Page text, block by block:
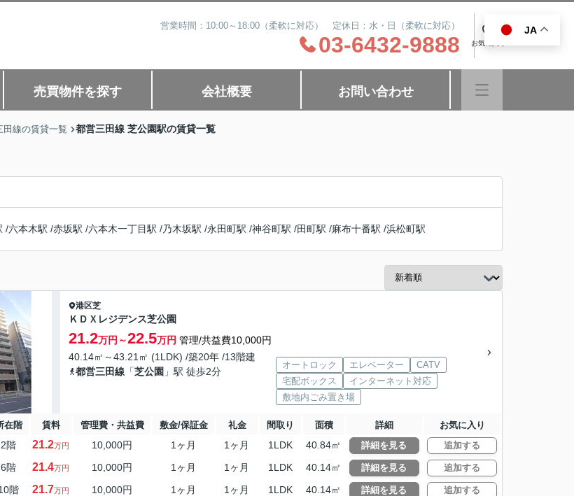
営業時間：10:00～18:00（柔軟に対応） 定休日：水・日（柔軟に対応）
03-6432-9888 お気に入り
売買物件を探す 会社概要 お問い合わせ
田線の賃貸一覧 都営三田線 芝公園駅の賃貸一覧
/六本木駅 /赤坂駅 /六本木一丁目駅 /乃木坂駅 /永田町駅 /神谷町駅 /田町駅 /麻布十番駅 /浜松町駅
港区芝
ＫＤＸレジデンス芝公園
21.2万円～22.5万円 管理/共益費10,000円
40.14㎡～43.21㎡ (1LDK) /築20年 /13階建
都営三田線 「芝公園 」駅 徒歩2分
オートロック エレベーター
CATV
宅配ボックス
インターネット対応
敷地内ごみ置き場
在階 賃料 管理費・共益費 敷金/保証金 礼金 間取り 面積 詳細 お気に入り
2階 21.2万円 10,000円 1ヶ月 1ヶ月 1LDK 40.84㎡ 詳細を見る 追加する
6階 21.4万円 10,000円 1ヶ月 1ヶ月 1LDK 40.14㎡ 詳細を見る 追加する
階 21.7万円 10,000円 1ヶ月 1ヶ月 1LDK 40.14㎡ 詳細を見る 追加する
JA